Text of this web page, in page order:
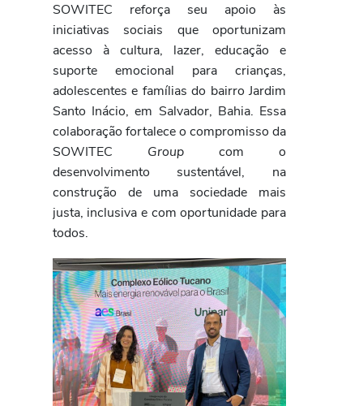
SOWITEC reforça seu apoio às
iniciativas sociais que oportunizam
acesso à cultura, lazer, educação e
suporte emocional para crianças,
adolescentes e famílias do bairro Jardim
Santo Inácio, em Salvador, Bahia. Essa
colaboração fortalece o compromisso da
SOWITEC Groupcom o
desenvolvimento sustentável, na
construção de uma sociedade mais
justa, inclusiva e com oportunidade para
todos.